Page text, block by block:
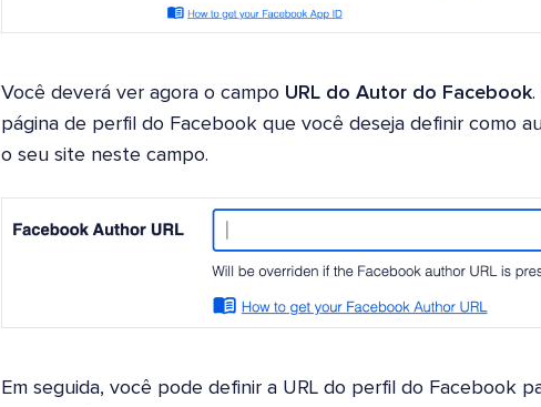
Você deverá ver agora o campo URL do Autor do Facebook.
página de perfil do Facebook que você deseja definir como
o seu site neste campo.
Em seguida, você pode definir a URL do perfil do Facebook